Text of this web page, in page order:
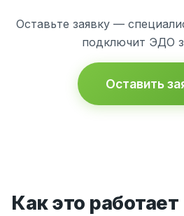
Оставьте заявку —
подключит ЭДО
Оставить
Как это работает